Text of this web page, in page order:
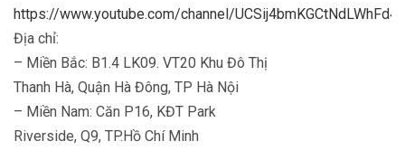
https://www.youtube.com/channel/
Địa chỉ:
– Miền Bắc: B1.4 LK09. VT20 Khu Đô Thị
Thanh Hà, Quận Hà Đông, TP Hà Nội
– Miền Nam: Căn P16, KĐT Park
Riverside, Q9, TP.Hồ Chí Minh